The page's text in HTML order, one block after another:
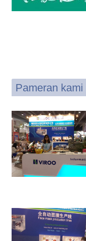
Pameran kami